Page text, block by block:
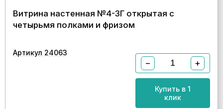
Витрина настенная №4-3Г открытая с
четырьмя полками и фризом
Артикул 24063
− +
Купить в 1
клик